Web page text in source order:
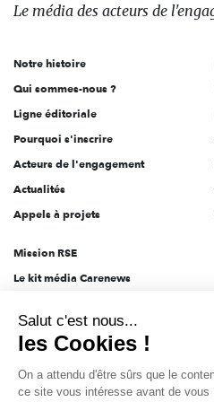
l'engagement
Le média des acteurs de
Notre histoire
Qui sommes-nous ?
Ligne éditoriale
Pourquoi s'inscrire
Acteurs de l'engagement
Actualités
Appels à projets
Mission RSE
Le kit média Carenews
AEF info
Novethic
PRODURABLE
Salut c'est nous...
les Cookies !
On a attendu d'être sûrs que le
ce site vous intéresse avant de vous